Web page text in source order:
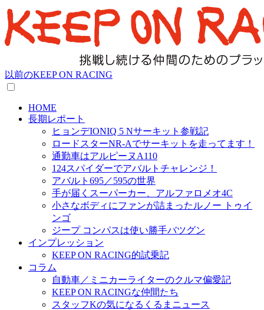
以前のKEEP ON RACING
HOME
長期レポート
ヒョンデIONIQ 5 Nサーキット参戦記
ロードスターNR-Aでサーキットを走ってます！
通勤車はアルピーヌA110
124スパイダーでアバルトチャレンジ！
アバルト695／595の世界
手が届くスーパーカー、アルファロメオ4C
小さなボディにファンが詰まったルノー トゥイ
ンゴ
ジープ コンパスは使い勝手バツグン
インプレッション
KEEP ON RACING的試乗記
コラム
自動車／ミニカーライターのクルマ偏愛記
KEEP ON RACINGな仲間たち
スタッフKの気になるくるまニュース